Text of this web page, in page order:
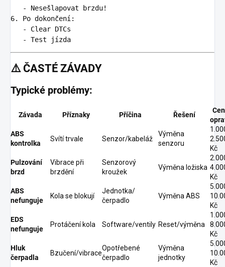
   -
6.
   -
   -
⚠️ ČASTÉ ZÁVADY
Typické problémy:
Závada Příznaky Příčina Řešení
ABS
kontrolka
Svítí trvale Senzor/kabeláž
Výměna
senzoru
Kč
Pulzování
brzd
Vibrace při
brzdění
Senzorový
kroužek
Výměna ložiska
Kč
ABS
nefunguje
Kola se blokují
Jednotka/
čerpadlo
Výměna ABS
Kč
EDS
nefunguje
Protáčení kola Software/ventily Reset/výměna
Kč
Hluk
čerpadla
Bzučení/vibrace
Opotřebené
čerpadlo
Výměna
jednotky
Kč